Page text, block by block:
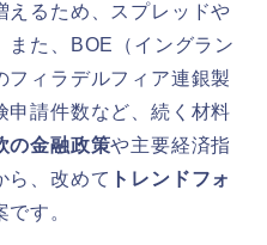
えるため、スプレッドや
また、BOE（イングラン
フィラデルフィア連銀製
申請件数など、続く材料
の金融政策や主要経済指
ら、改めて トレンドフォ
す。